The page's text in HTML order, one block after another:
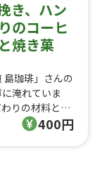
き、ハン
のコーヒ
焼き菓
島珈琲」さんの
淹れていま
りの材料と無
のものを販売
400円